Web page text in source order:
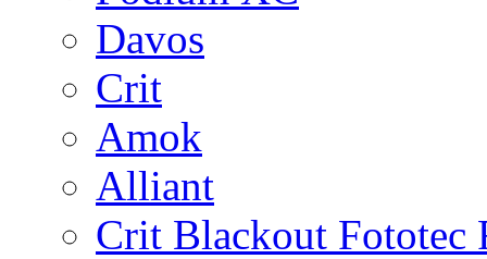
Davos
Crit
Amok
Alliant
Crit Blackout Fototec